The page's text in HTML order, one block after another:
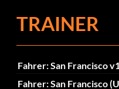
TRAINER
Fahrer: San Francisco
Fahrer: San Francisco